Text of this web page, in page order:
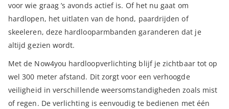
voor wie graag ’s avonds actief is. Of het nu gaat om
hardlopen, het uitlaten van de hond, paardrijden of
skeeleren, deze hardlooparmbanden garanderen dat je
altijd gezien wordt.
Met de Now4you hardloopverlichting blijf je zichtbaar tot op
wel 300 meter afstand. Dit zorgt voor een verhoogde
veiligheid in verschillende weersomstandigheden zoals mist
of regen. De verlichting is eenvoudig te bedienen met één